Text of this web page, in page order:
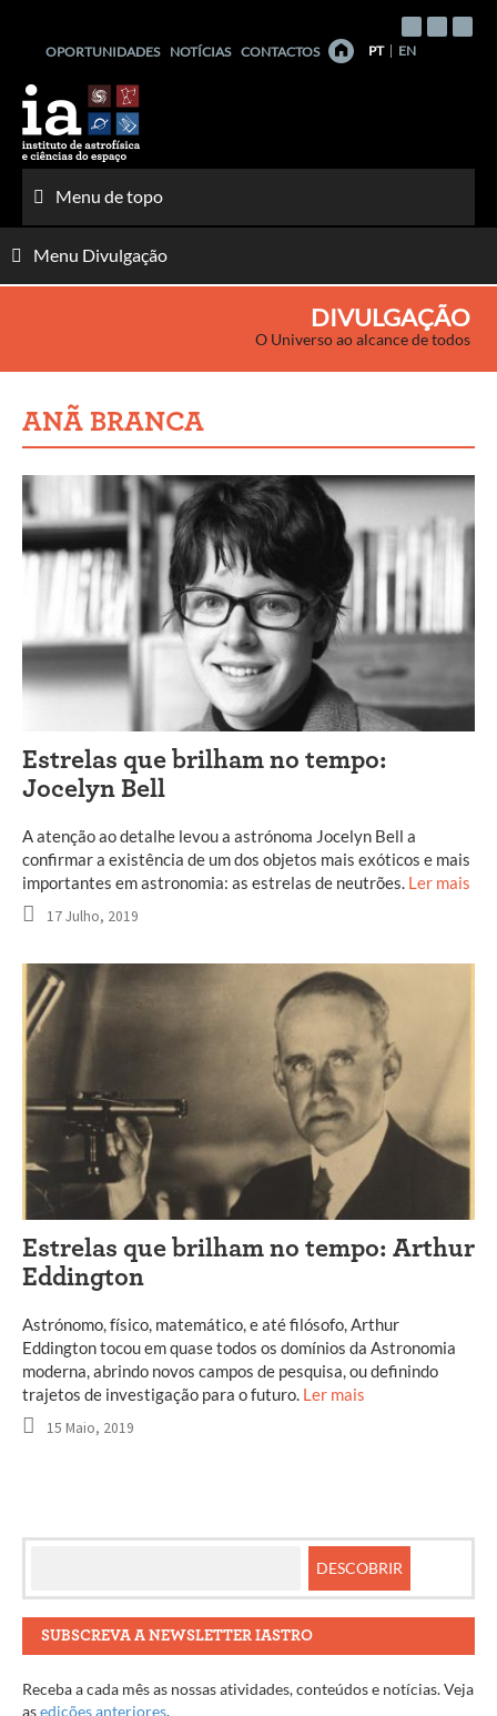
conteúdo
OPORTUNIDADES NOTÍCIAS CONTACTOS PT EN
Menu de topo
Menu Divulgação
DIVULGAÇÃO
O Universo ao alcance de todos
ANÃ BRANCA
Estrelas que brilham no tempo:
Jocelyn Bell
A atenção ao detalhe levou a astrónoma Jocelyn Bell a
confirmar a existência de um dos objetos mais exóticos e mais
importantes em astronomia: as estrelas de neutrões. Ler mais
17 Julho, 2019
Estrelas que brilham no tempo: Arthur
Eddington
Astrónomo, físico, matemático, e até filósofo, Arthur
Eddington tocou em quase todos os domínios da Astronomia
moderna, abrindo novos campos de pesquisa, ou definindo
trajetos de investigação para o futuro. Ler mais
15 Maio, 2019
SUBSCREVA A NEWSLETTER IASTRO
Receba a cada mês as nossas atividades, conteúdos e notícias. Veja
asedições anteriores.